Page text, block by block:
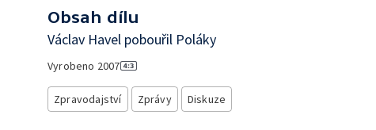
Obsah dílu
Václav Havel pobouřil Poláky
Vyrobeno 2007
Zpravodajství Zprávy Diskuze